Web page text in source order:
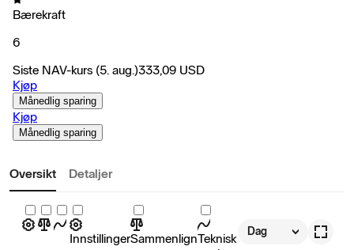
Bærekraft
6
Siste NAV-kurs (5. aug.)333,09 USD
Kjøp
Månedlig sparing
Kjøp
Månedlig sparing
Oversikt Detaljer
InnstillingerSammenlignTeknisk
Dag